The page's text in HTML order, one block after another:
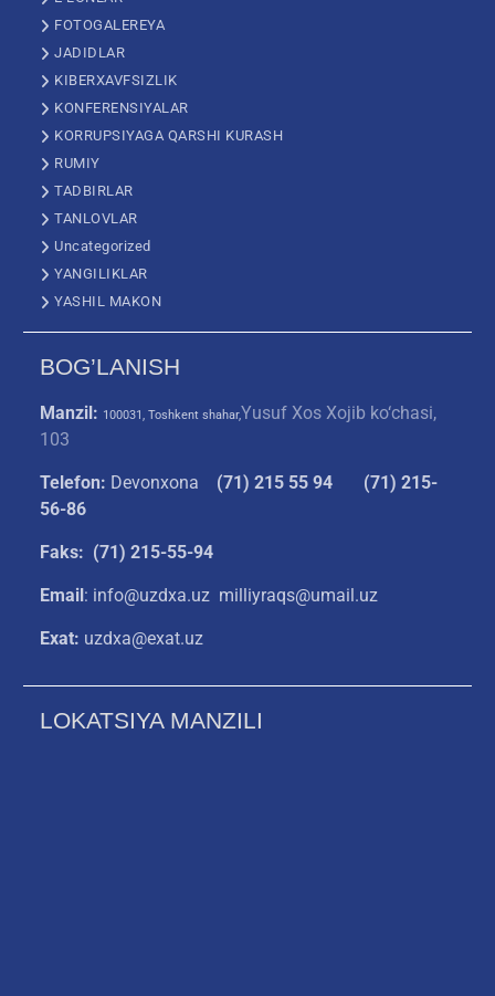
FOTOGALEREYA
JADIDLAR
KIBERXAVFSIZLIK
KONFERENSIYALAR
KORRUPSIYAGA QARSHI KURASH
RUMIY
TADBIRLAR
TANLOVLAR
Uncategorized
YANGILIKLAR
YASHIL MAKON
BOG’LANISH
Manzil: 100031, Toshkent shahar,Yusuf Xos Xojib ko‘chasi,
103
Telefon: Devonxona (71) 215 55 94
(71) 215-
56-86
Faks: (71) 215-55-94
Email : info@uzdxa.uz milliyraqs@umail.uz
Exat: uzdxa@exat.uz
LOKATSIYA MANZILI